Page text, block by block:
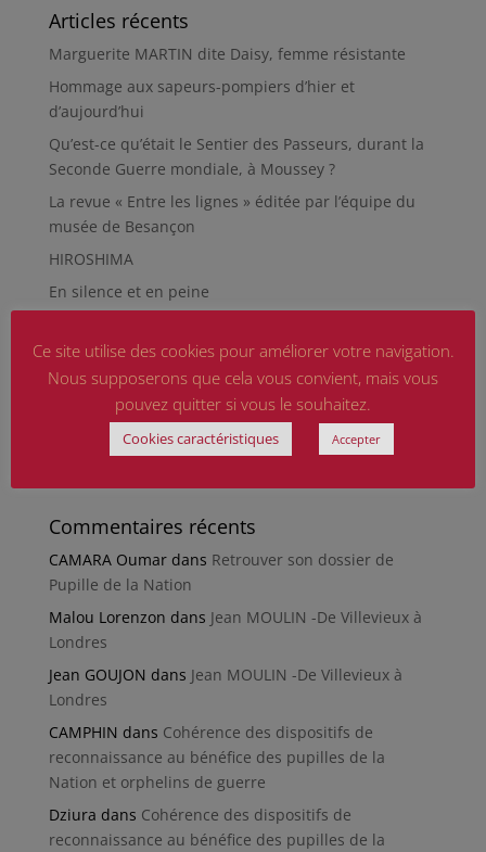
Articles récents
Marguerite MARTIN dite Daisy, femme résistante
Hommage aux sapeurs-pompiers d’hier et
d’aujourd’hui
Qu’est-ce qu’était le Sentier des Passeurs, durant la
Seconde Guerre mondiale, à Moussey ?
La revue « Entre les lignes » éditée par l’équipe du
musée de Besançon
HIROSHIMA
En silence et en peine
Guerre mondiale
RÉPARER LES OMISSIONS SUR LES MONUMENTS AUX
Le rapport d’activité 2025 de la DMCA.
Commentaires récents
CAMARA Oumardans Retrouver son dossier de
Pupille de la Nation
Malou Lorenzon dans Jean MOULIN -De Villevieux à
Londres
Jean GOUJON dans Jean MOULIN -De Villevieux à
Londres
CAMPHIN dans Cohérence des dispositifs de
reconnaissance au bénéfice des pupilles de la
Nation et orphelins de guerre
Dziura dans Cohérence des dispositifs de
reconnaissance au bénéfice des pupilles de la
Ce site utilise des cookies pour améliorer votre navigation.
Nous supposerons que cela vous convient, mais vous
pouvez quitter si vous le souhaitez.
Cookies caractéristiques Accepter